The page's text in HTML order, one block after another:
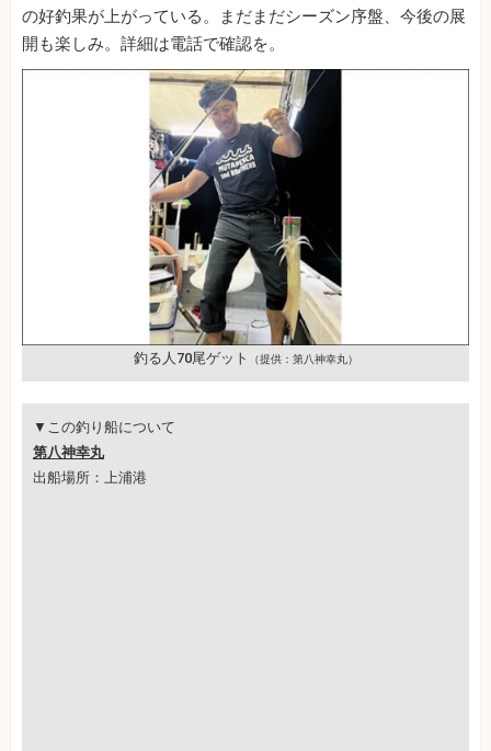
の好釣果が上がっている。まだまだシーズン序盤、今後の展
開も楽しみ。詳細は電話で確認を。
釣る人70尾ゲット （提供：第八神幸丸）
▼この釣り船について
第八神幸丸
出船場所：上浦港